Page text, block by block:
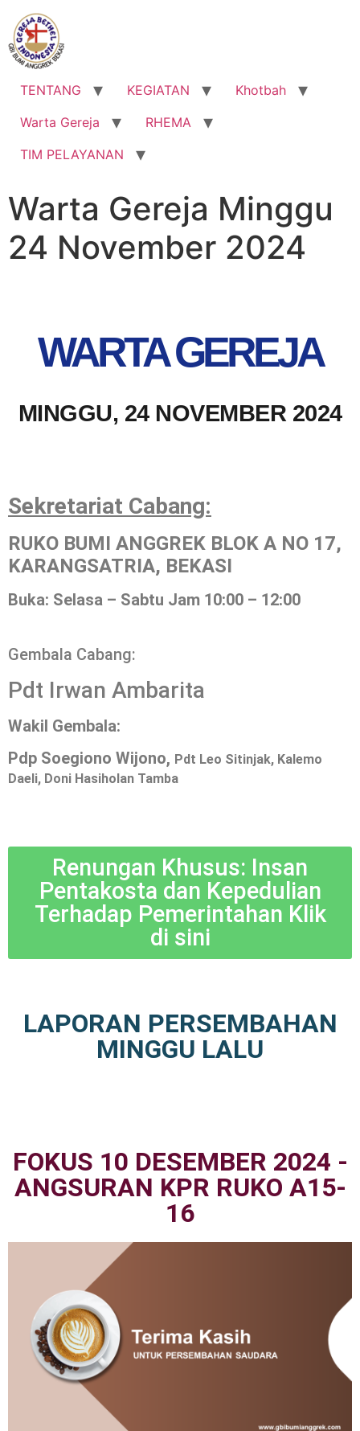
TENTANG KEGIATAN
Khotbah
Warta Gereja
RHEMA
TIM PELAYANAN
Warta Gereja Minggu
24 November 2024
WARTA GEREJA
MINGGU, 24 NOVEMBER 2024
Sekretariat Cabang:
RUKO BUMI ANGGREK BLOK A NO 17,
KARANGSATRIA, BEKASI
Buka: Selasa – Sabtu Jam 10:00 – 12:00
Gembala Cabang:
Pdt Irwan Ambarita
Wakil Gembala:
Pdp Soegiono Wijono, Pdt Leo Sitinjak, Kalemo
Daeli, Doni Hasiholan Tamba
Renungan Khusus: Insan
Pentakosta dan Kepedulian
Terhadap Pemerintahan Klik
di sini
LAPORAN PERSEMBAHAN
MINGGU LALU
FOKUS 10 DESEMBER 2024 -
ANGSURAN KPR RUKO A15-
16